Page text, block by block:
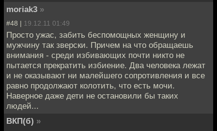
moriak3 »
#48 | 19.12.11 01:49
Просто ужас, забить беспомощных женщину и
мужчину так зверски. Причем на что обращаешь
внимания - среди избивающих почти никто не
пытается прекратить избиение. Два человека лежат
и не оказывают ни малейшего сопротивления и все
равно продолжают колотить, что есть мочи.
Наверное даже дети не остановили бы таких
людей...
ВКП(б) »